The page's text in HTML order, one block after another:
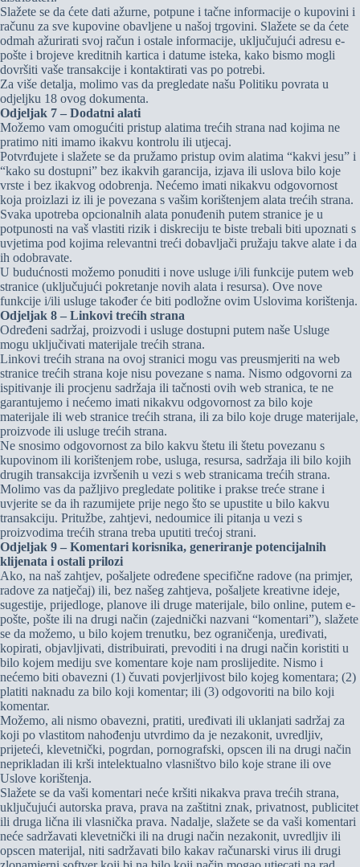
Slažete se da ćete dati ažurne, potpune i tačne informacije o kupovini i
računu za sve kupovine obavljene u našoj trgovini. Slažete se da ćete
odmah ažurirati svoj račun i ostale informacije, uključujući adresu e-
pošte i brojeve kreditnih kartica i datume isteka, kako bismo mogli
dovršiti vaše transakcije i kontaktirati vas po potrebi.
Za više detalja, molimo vas da pregledate našu Politiku povrata u
odjeljku 18 ovog dokumenta.
Odjeljak 7 – Dodatni alati
Možemo vam omogućiti pristup alatima trećih strana nad kojima ne
pratimo niti imamo ikakvu kontrolu ili utjecaj.
Potvrđujete i slažete se da pružamo pristup ovim alatima “kakvi jesu” i
“kako su dostupni” bez ikakvih garancija, izjava ili uslova bilo koje
vrste i bez ikakvog odobrenja. Nećemo imati nikakvu odgovornost
koja proizlazi iz ili je povezana s vašim korištenjem alata trećih strana.
Svaka upotreba opcionalnih alata ponuđenih putem stranice je u
potpunosti na vaš vlastiti rizik i diskreciju te biste trebali biti upoznati s
uvjetima pod kojima relevantni treći dobavljači pružaju takve alate i da
ih odobravate.
U budućnosti možemo ponuditi i nove usluge i/ili funkcije putem web
stranice (uključujući pokretanje novih alata i resursa). Ove nove
funkcije i/ili usluge također će biti podložne ovim Uslovima korištenja.
Odjeljak 8 – Linkovi trećih strana
Određeni sadržaj, proizvodi i usluge dostupni putem naše Usluge
mogu uključivati materijale trećih strana.
Linkovi trećih strana na ovoj stranici mogu vas preusmjeriti na web
stranice trećih strana koje nisu povezane s nama. Nismo odgovorni za
ispitivanje ili procjenu sadržaja ili tačnosti ovih web stranica, te ne
garantujemo i nećemo imati nikakvu odgovornost za bilo koje
materijale ili web stranice trećih strana, ili za bilo koje druge materijale,
proizvode ili usluge trećih strana.
Ne snosimo odgovornost za bilo kakvu štetu ili štetu povezanu s
kupovinom ili korištenjem robe, usluga, resursa, sadržaja ili bilo kojih
drugih transakcija izvršenih u vezi s web stranicama trećih strana.
Molimo vas da pažljivo pregledate politike i prakse treće strane i
uvjerite se da ih razumijete prije nego što se upustite u bilo kakvu
transakciju. Pritužbe, zahtjevi, nedoumice ili pitanja u vezi s
proizvodima trećih strana treba uputiti trećoj strani.
Odjeljak 9 – Komentari korisnika, generiranje potencijalnih
klijenata i ostali prilozi
Ako, na naš zahtjev, pošaljete određene specifične radove (na primjer,
radove za natječaj) ili, bez našeg zahtjeva, pošaljete kreativne ideje,
sugestije, prijedloge, planove ili druge materijale, bilo online, putem e-
pošte, pošte ili na drugi način (zajednički nazvani “komentari”), slažete
se da možemo, u bilo kojem trenutku, bez ograničenja, uređivati,
kopirati, objavljivati, distribuirati, prevoditi i na drugi način koristiti u
bilo kojem mediju sve komentare koje nam proslijedite. Nismo i
nećemo biti obavezni (1) čuvati povjerljivost bilo kojeg komentara; (2)
platiti naknadu za bilo koji komentar; ili (3) odgovoriti na bilo koji
komentar.
Možemo, ali nismo obavezni, pratiti, uređivati ili uklanjati sadržaj za
koji po vlastitom nahođenju utvrdimo da je nezakonit, uvredljiv,
prijeteći, klevetnički, pogrdan, pornografski, opscen ili na drugi način
neprikladan ili krši intelektualno vlasništvo bilo koje strane ili ove
Uslove korištenja.
Slažete se da vaši komentari neće kršiti nikakva prava trećih strana,
uključujući autorska prava, prava na zaštitni znak, privatnost, publicitet
ili druga lična ili vlasnička prava. Nadalje, slažete se da vaši komentari
neće sadržavati klevetnički ili na drugi način nezakonit, uvredljiv ili
opscen materijal, niti sadržavati bilo kakav računarski virus ili drugi